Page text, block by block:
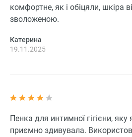
комфортне, як і обіцяли, шкіра
зволоженою.
Катерина
19.11.2025
Пенка для интимної гігієни,
приємно здивувала.